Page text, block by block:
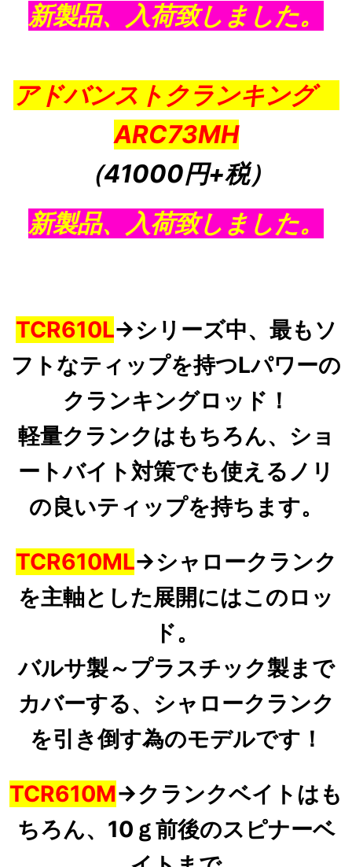
新製品、入荷致しました。
アドバンストクランキング
ARC73MH
（41000円+税）
新製品、入荷致しました。
TCR610L→シリーズ中、最もソ
フトなティップを持つLパワーの
クランキングロッド！
軽量クランクはもちろん、ショ
ートバイト対策でも使えるノリ
の良いティップを持ちます。
TCR610ML→シャロークランク
を主軸とした展開にはこのロッ
ド。
バルサ製～プラスチック製まで
カバーする、シャロークランク
を引き倒す為のモデルです！
TCR610M→クランクベイトはも
ちろん、10ｇ前後のスピナーベ